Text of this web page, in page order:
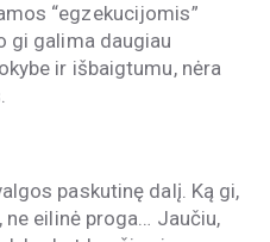
“egzekucijomis”
gi galima daugiau
ir išbaigtumu, nėra
paskutinę dalį. Ką gi,
ne eilinė proga… Jaučiu,